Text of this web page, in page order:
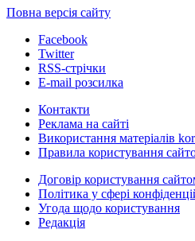
Повна версія сайту
Facebook
Twitter
RSS-стрічки
E-mail розсилка
Контакти
Реклама на сайті
Використання матеріалів
Правила користування
Договір користування
Політика у сфері
Угода щодо користування
Редакція